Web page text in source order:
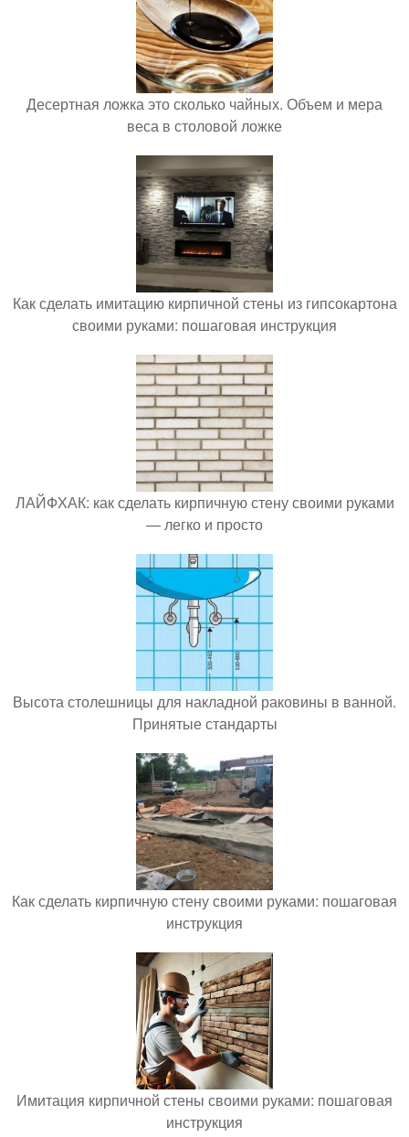
Десертная ложка это сколько чайных. Объем и мера
веса в столовой ложке
Как сделать имитацию кирпичной стены из гипсокартона
своими руками: пошаговая инструкция
ЛАЙФХАК: как сделать кирпичную стену своими руками
— легко и просто
Высота столешницы для накладной раковины в ванной.
Принятые стандарты
Как сделать кирпичную стену своими руками: пошаговая
инструкция
Имитация кирпичной стены своими руками: пошаговая
инструкция